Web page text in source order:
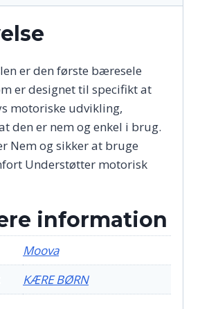
er den første bæresele
er designet til specifikt at
motoriske udvikling,
den er nem og enkel i brug.
Nem og sikker at bruge
Understøtter motorisk
information
Moova
KÆRE BØRN